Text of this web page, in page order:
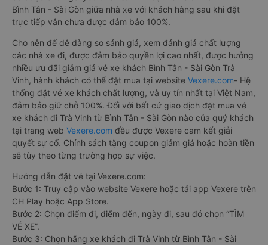
Bình Tân - Sài Gòn giữa nhà xe với khách hàng sau khi đặt
trực tiếp vẫn chưa được đảm bảo 100%.
Cho nên để dễ dàng so sánh giá, xem đánh giá chất lượng
các nhà xe đi, được đảm bảo quyền lợi cao nhất, được hưởng
nhiều ưu đãi giảm giá vé xe khách Bình Tân - Sài Gòn Trà
Vinh, hành khách có thể đặt mua tại website Vexere.com- Hệ
thống đặt vé xe khách chất lượng, và uy tín nhất tại Việt Nam,
đảm bảo giữ chỗ 100%. Đối với bất cứ giao dịch đặt mua vé
xe khách đi Trà Vinh từ Bình Tân - Sài Gòn nào của quý khách
tại trang web Vexere.com đều được Vexere cam kết giải
quyết sự cố. Chính sách tặng coupon giảm giá hoặc hoàn tiền
sẽ tùy theo từng trường hợp sự việc.
Hướng dẫn đặt vé tại Vexere.com:
Bước 1: Truy cập vào website Vexere hoặc tải app Vexere trên
CH Play hoặc App Store.
Bước 2: Chọn điểm đi, điểm đến, ngày đi, sau đó chọn “TÌM
VÉ XE”.
Bước 3: Chọn hãng xe khách đi Trà Vinh từ Bình Tân - Sài